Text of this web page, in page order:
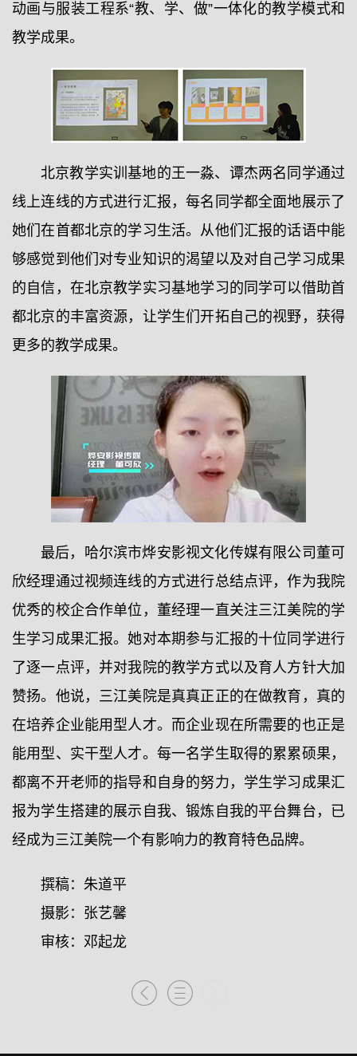
动画与服装工程系“教、学、做”一体化的教学模式和
教学成果。
北京教学实训基地的王一淼、谭杰两名同学通过
线上连线的方式进行汇报，每名同学都全面地展示了
她们在首都北京的学习生活。从他们汇报的话语中能
够感觉到他们对专业知识的渴望以及对自己学习成果
的自信，在北京教学实习基地学习的同学可以借助首
都北京的丰富资源，让学生们开拓自己的视野，获得
更多的教学成果。
最后，哈尔滨市烨安影视文化传媒有限公司董可
欣经理通过视频连线的方式进行总结点评，作为我院
优秀的校企合作单位，董经理一直关注三江美院的学
生学习成果汇报。她对本期参与汇报的十位同学进行
了逐一点评，并对我院的教学方式以及育人方针大加
赞扬。他说，三江美院是真真正正的在做教育，真的
在培养企业能用型人才。而企业现在所需要的也正是
能用型、实干型人才。每一名学生取得的累累硕果，
都离不开老师的指导和自身的努力，学生学习成果汇
报为学生搭建的展示自我、锻炼自我的平台舞台，已
经成为三江美院一个有影响力的教育特色品牌。
撰稿：朱道平
摄影：张艺馨
审核：邓起龙